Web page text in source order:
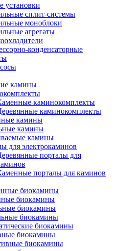
установки
сплит-системы
моноблоки
агрегаты
конденсаторные
камины
каминокомплекты
каминокомплекты
камины
камины
камины
для электрокаминов
порталы для
порталы для каминов
биокамины
биокамины
биокамины
биокамины
биокамины
биокамины
биокамины